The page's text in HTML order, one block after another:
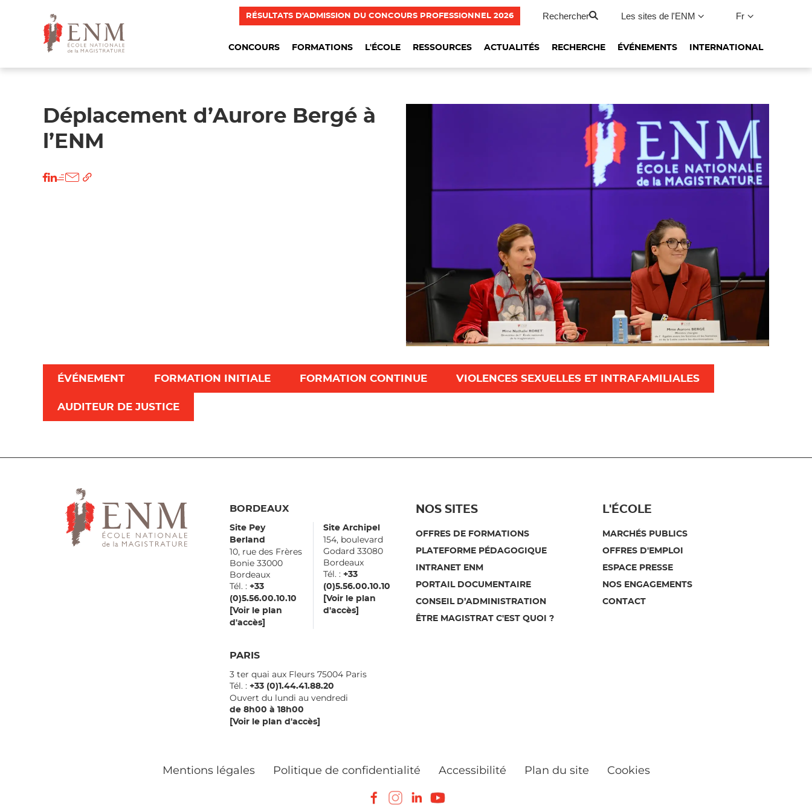
RÉSULTATS D'ADMISSION DU CONCOURS PROFESSIONNEL 2026 Rechercher Les sites de l'ENM Fr
CONCOURS FORMATIONS L'ÉCOLE RESSOURCES ACTUALITÉS RECHERCHE ÉVÉNEMENTS INTERNATIONAL
Déplacement d’Aurore Bergé à
l’ENM
ÉVÉNEMENT FORMATION INITIALE FORMATION CONTINUE VIOLENCES SEXUELLES ET INTRAFAMILIALES
AUDITEUR DE JUSTICE
BORDEAUX
Site Pey
Berland
10, rue des Frères
Bonie 33000
Bordeaux
Tél. : +33
(0)5.56.00.10.10
[Voir le plan
d'accès]
Site Archipel
154, boulevard
Godard 33080
Bordeaux
Tél. : +33
(0)5.56.00.10.10
[Voir le plan
d'accès]
PARIS
3 ter quai aux Fleurs 75004 Paris
Tél. : +33 (0)1.44.41.88.20
Ouvert du lundi au vendredi
de 8h00 à 18h00
[Voir le plan d'accès]
NOS SITES
OFFRES DE FORMATIONS
PLATEFORME PÉDAGOGIQUE
INTRANET ENM
PORTAIL DOCUMENTAIRE
CONSEIL D’ADMINISTRATION
ÊTRE MAGISTRAT C'EST QUOI ?
L'ÉCOLE
MARCHÉS PUBLICS
OFFRES D'EMPLOI
ESPACE PRESSE
NOS ENGAGEMENTS
CONTACT
Mentions légales Politique de confidentialité Accessibilité Plan du site Cookies
Facebook
Instagram
LinkedIn
Youtube